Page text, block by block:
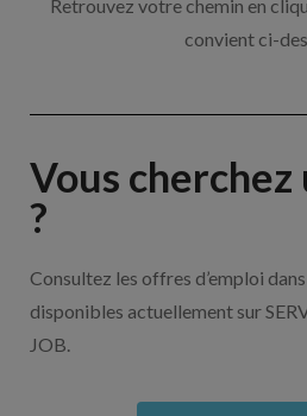
Retrouvez votre chemin en
convient ci-
Vous cherchez
?
Consultez les offres d’emploi
disponibles actuellement sur
JOB.